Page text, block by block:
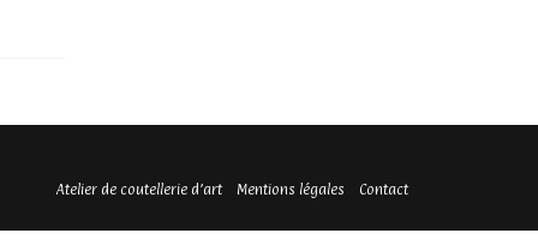
Atelier de coutellerie d’art Mentions légales Contact